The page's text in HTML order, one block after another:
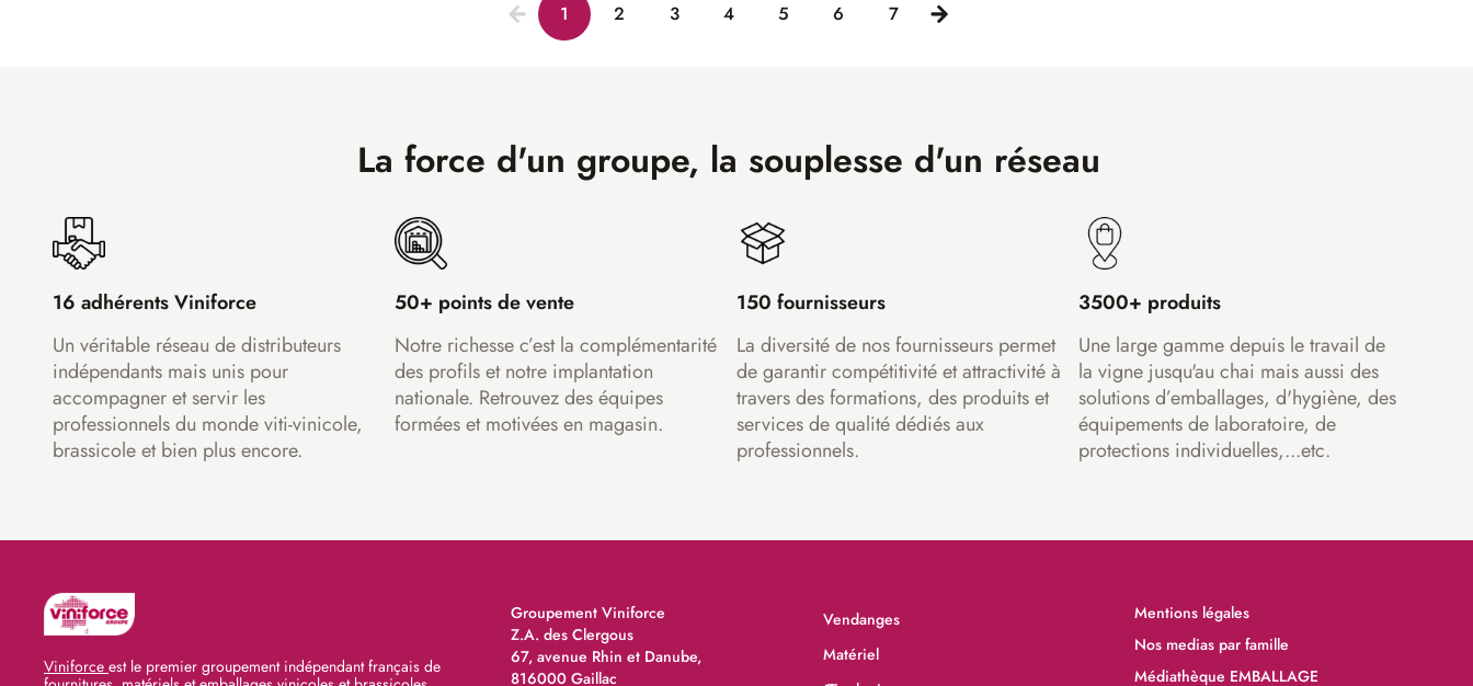
1 2 3 4 5 6 7
La force d'un groupe, la souplesse d'un réseau
16 adhérents Viniforce
Un véritable réseau de distributeurs
indépendants mais unis pour
accompagner et servir les
professionnels du monde viti-vinicole,
brassicole et bien plus encore.
50+ points de vente
Notre richesse c’est la complémentarité
des profils et notre implantation
nationale. Retrouvez des équipes
formées et motivées en magasin.
150 fournisseurs
La diversité de nos fournisseurs permet
de garantir compétitivité et attractivité à
travers des formations, des produits et
services de qualité dédiés aux
professionnels.
3500+ produits
Une large gamme depuis le travail de
la vigne jusqu'au chai mais aussi des
solutions d’emballages, d'hygiène, des
équipements de laboratoire, de
protections individuelles,...etc.
Viniforce est le premier groupement indépendant français de
Groupement Viniforce
Z.A. des Clergous
67, avenue Rhin et Danube,
816000 Gaillac
Vendanges
Matériel
Mentions légales
Nos medias par famille
Médiathèque EMBALLAGE